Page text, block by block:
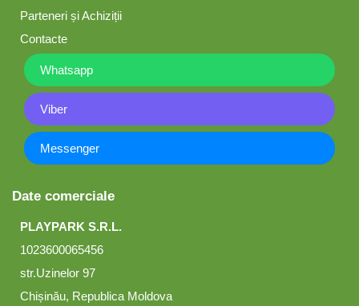
Parteneri și Achiziții
Contacte
Whatsapp
Viber
Messenger
Date comerciale
PLAYPARK S.R.L.
1023600065456
str.Uzinelor 97
Chișinău, Republica Moldova